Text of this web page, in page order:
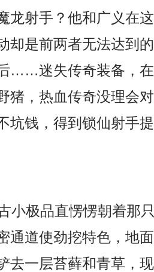
龙射手？他和广义在
却是前两者无法达到
……迷失传奇装备，
猪，热血传奇没理会
坑钱，得到锁仙射手
小极品直愣愣朝着那
通道使劲挖特色，地
去一层苔藓和青草，